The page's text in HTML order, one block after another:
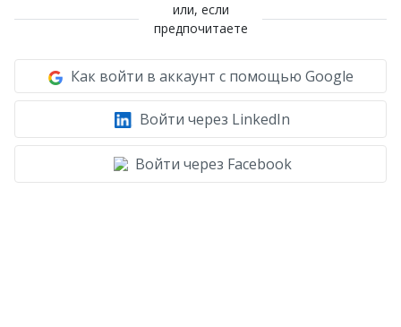
или, если
предпочитаете
Как войти в аккаунт с помощью Google
Войти через LinkedIn
Войти через Facebook